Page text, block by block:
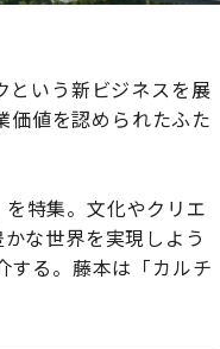
という新ビジネスを展
価値を認められたふた
特集。文化やクリエ
な世界を実現しよう
する。藤本は「カルチ